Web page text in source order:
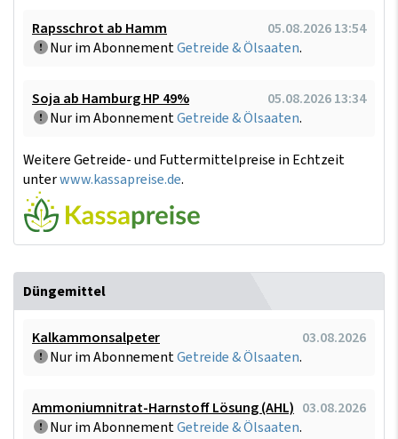
Rapsschrot ab Hamm
05.08.2026 13:54
Nur im AbonnementGetreide & Ölsaaten.
Soja ab Hamburg HP 49%
05.08.2026 13:34
Nur im AbonnementGetreide & Ölsaaten.
Weitere Getreide- und Futtermittelpreise in Echtzeit
unterwww.kassapreise.de.
Düngemittel
Kalkammonsalpeter
03.08.2026
Nur im AbonnementGetreide & Ölsaaten.
Ammoniumnitrat-Harnstoff Lösung (AHL) 03.08.2026
Nur im AbonnementGetreide & Ölsaaten.